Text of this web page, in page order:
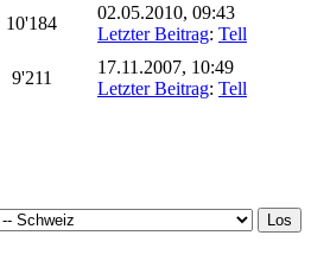
10'184
02.05.2010, 09:43
Letzter Beitrag: Tell
9'211
17.11.2007, 10:49
Letzter Beitrag: Tell